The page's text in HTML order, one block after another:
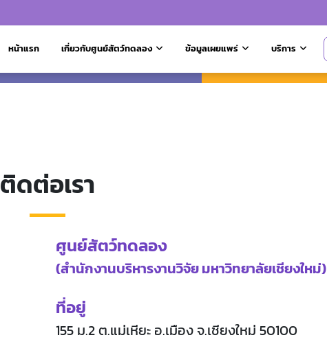
หน้าแรก เกี่ยวกับศูนย์สัตว์ทดลอง ข้อมูลเผยแพร่ บริการ
ติดต่อเรา
ศูนย์สัตว์ทดลอง
(สำนักงานบริหารงานวิจัย มหาวิทยาลัยเชียงใหม่)
ที่อยู่
155 ม.2 ต.แม่เหียะ อ.เมือง จ.เชียงใหม่ 50100